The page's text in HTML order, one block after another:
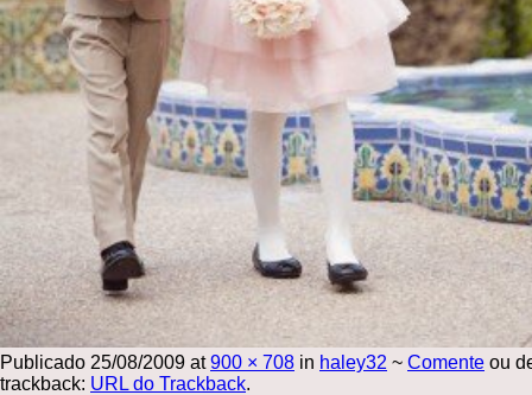
Publicado 25/08/2009 at900 × 708 in haley32 ~ Comente ou
trackback: URL do Trackback.